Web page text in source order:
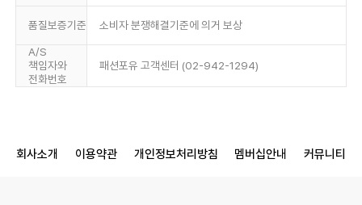
품질보증기준 소비자 분쟁해결기준에 의거 보상
A/S
책임자와
전화번호
패션포유 고객센터 (02-942-1294)
회사소개 이용약관 개인정보처리방침 멤버십안내 커뮤니티